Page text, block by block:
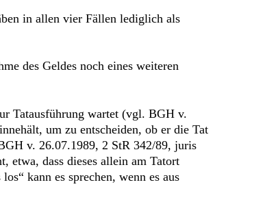
in allen vier Fällen lediglich als
des Geldes noch eines weiteren
Tatausführung wartet (vgl. BGH v.
um zu entscheiden, ob er die Tat
v. 26.07.1989, 2 StR 342/89, juris
etwa, dass dieses allein am Tatort
kann es sprechen, wenn es aus